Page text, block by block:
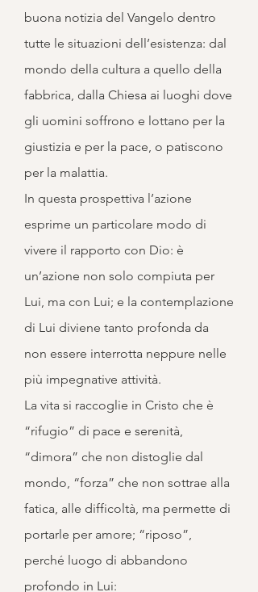
buona notizia del Vangelo dentro
tutte le situazioni dell’esistenza: dal
mondo della cultura a quello della
fabbrica, dalla Chiesa ai luoghi dove
gli uomini soffrono e lottano per la
giustizia e per la pace, o patiscono
per la malattia.
In questa prospettiva l’azione
esprime un particolare modo di
vivere il rapporto con Dio: è
un’azione non solo compiuta per
Lui, ma con Lui; e la contemplazione
di Lui diviene tanto profonda da
non essere interrotta neppure nelle
più impegnative attività.
La vita si raccoglie in Cristo che è
“rifugio” di pace e serenità,
“dimora” che non distoglie dal
mondo, “forza” che non sottrae alla
fatica, alle difficoltà, ma permette di
portarle per amore; “riposo”,
perché luogo di abbandono
profondo in Lui: